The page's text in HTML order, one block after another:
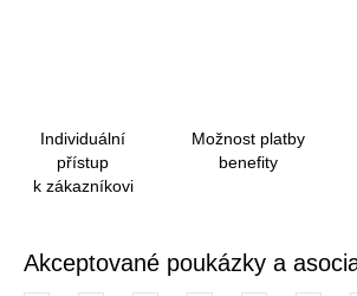
Individuální
přístup
k zákazníkovi
Možnost platby
benefity
Akceptované poukázky a